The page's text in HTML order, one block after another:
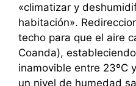
«climatizar y
habitación».
techo para que el aire
Coanda),
inamovible entre 23ºC
un nivel de humedad